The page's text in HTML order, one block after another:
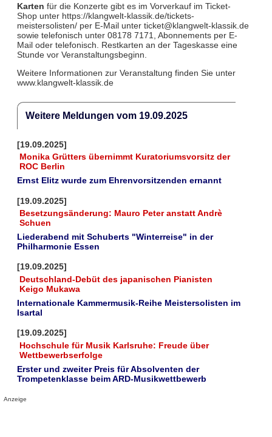
Karten für die Konzerte gibt es im Vorverkauf im Ticket-
Shop unter https://klangwelt-klassik.de/tickets-
meistersolisten/ per E-Mail unter ticket@klangwelt-klassik.de
sowie telefonisch unter 08178 7171, Abonnements per E-
Mail oder telefonisch. Restkarten an der Tageskasse eine
Stunde vor Veranstaltungsbeginn.
Weitere Informationen zur Veranstaltung finden Sie unter
www.klangwelt-klassik.de
Weitere Meldungen vom 19.09.2025
[19.09.2025]
Monika Grütters übernimmt Kuratoriumsvorsitz der
ROC Berlin
Ernst Elitz wurde zum Ehrenvorsitzenden ernannt
[19.09.2025]
Besetzungsänderung: Mauro Peter anstatt Andrè
Schuen
Liederabend mit Schuberts "Winterreise" in der
Philharmonie Essen
[19.09.2025]
Deutschland-Debüt des japanischen Pianisten
Keigo Mukawa
Internationale Kammermusik-Reihe Meistersolisten im
Isartal
[19.09.2025]
Hochschule für Musik Karlsruhe: Freude über
Wettbewerbserfolge
Erster und zweiter Preis für Absolventen der
Trompetenklasse beim ARD-Musikwettbewerb
Anzeige